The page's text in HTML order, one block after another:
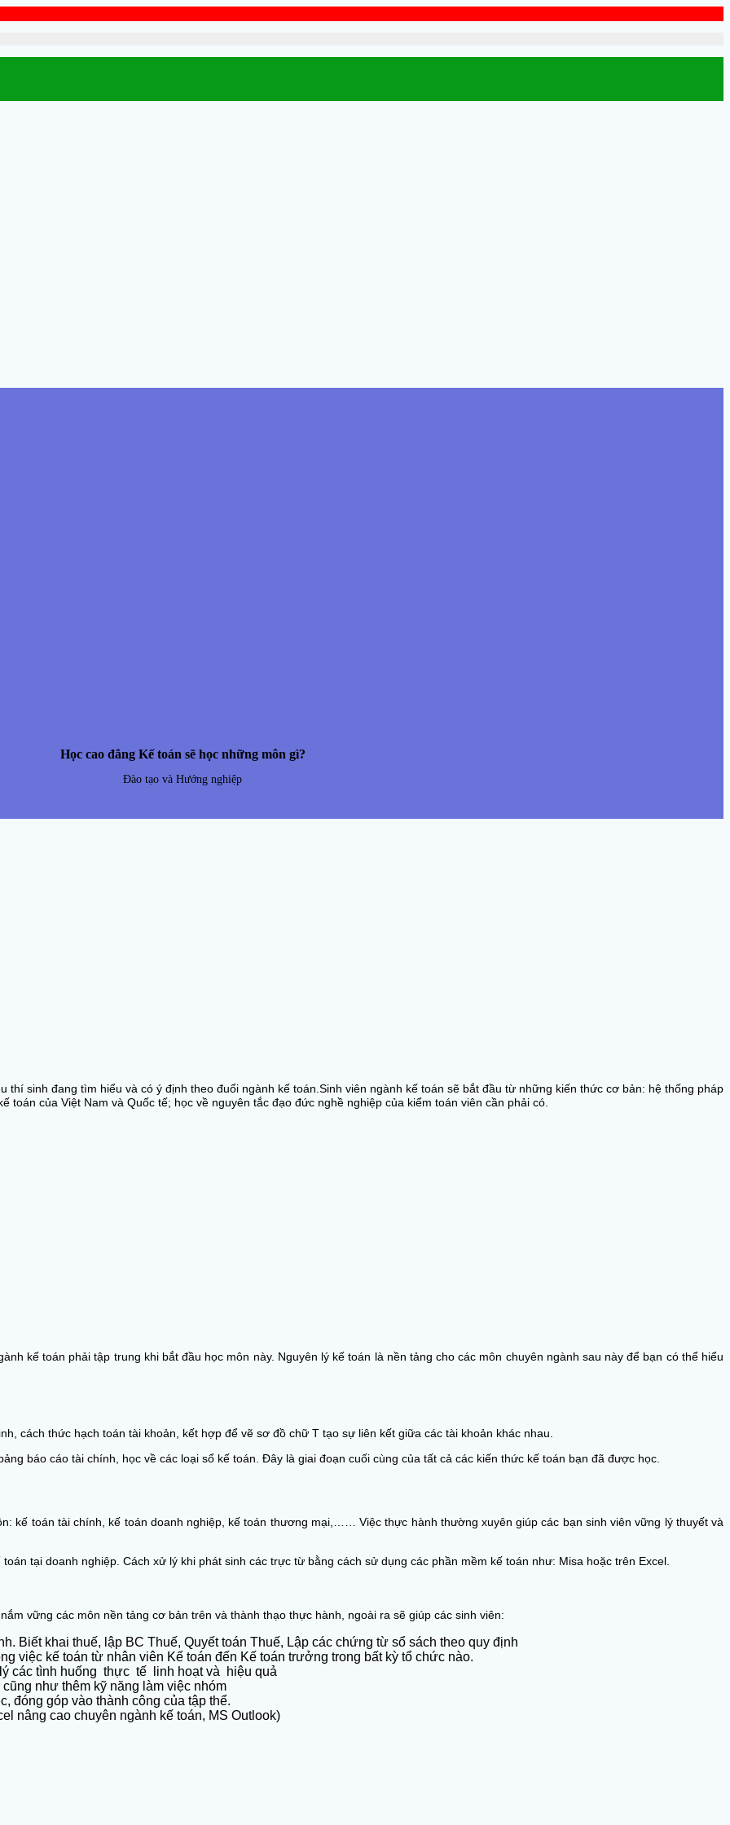
Học cao đẳng Kế toán sẽ học những môn gì?
Đào tạo và Hướng nghiệp
thí sinh đang tìm hiểu và có ý định theo đuổi ngành kế toán.Sinh viên ngành kế toán sẽ bắt đầu từ những kiến thức cơ bản: hệ thống pháp
của Việt Nam và Quốc tế; học về nguyên tắc đạo đức nghề nghiệp của kiểm toán viên cần phải có.
kế toán phải tập trung khi bắt đầu học môn này. Nguyên lý kế toán là nền tảng cho các môn chuyên ngành sau này để bạn có thể hiểu
cách thức hạch toán tài khoản, kết hợp để vẽ sơ đồ chữ T tạo sự liên kết giữa các tài khoản khác nhau.
báo cáo tài chính, học về các loại sổ kế toán. Đây là giai đoạn cuối cùng của tất cả các kiến thức kế toán bạn đã được học.
kế toán tài chính, kế toán doanh nghiệp, kế toán thương mại,…… Việc thực hành thường xuyên giúp các bạn sinh viên vững lý thuyết và
tại doanh nghiệp. Cách xử lý khi phát sinh các trực từ bằng cách sử dụng các phần mềm kế toán như: Misa hoặc trên Excel.
vững các môn nền tảng cơ bản trên và thành thạo thực hành, ngoài ra sẽ giúp các sinh viên:
Biết khai thuế, lập BC Thuế, Quyết toán Thuế, Lập các chứng từ sổ sách theo quy định
việc kế toán từ nhân viên Kế toán đến Kế toán trưởng trong bất kỳ tổ chức nào.
các tình huống thực tế linh hoạt và hiệu quả
như thêm kỹ năng làm việc nhóm
đóng góp vào thành công của tập thể.
nâng cao chuyên ngành kế toán, MS Outlook)